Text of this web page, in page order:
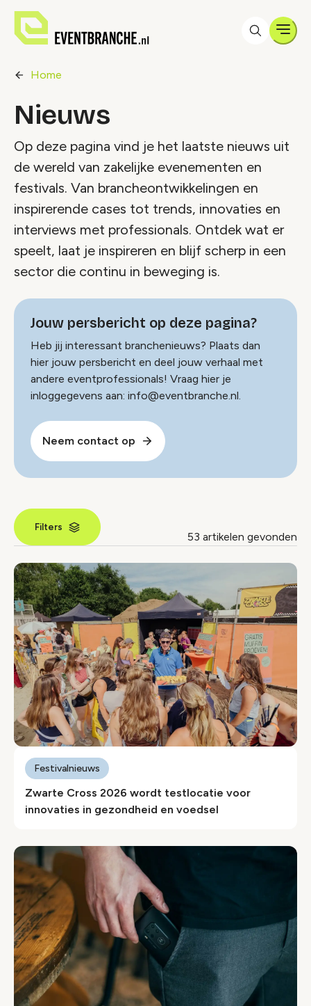
Home
Nieuws
Op deze pagina vind je het laatste nieuws uit
de wereld van zakelijke evenementen en
festivals. Van brancheontwikkelingen en
inspirerende cases tot trends, innovaties en
interviews met professionals. Ontdek wat er
speelt, laat je inspireren en blijf scherp in een
sector die continu in beweging is.
Jouw persbericht op deze pagina?
Heb jij interessant branchenieuws? Plaats dan
hier jouw persbericht en deel jouw verhaal met
andere eventprofessionals! Vraag hier je
inloggegevens aan: info@eventbranche.nl.
Neem contact op
Filters
53 artikelen gevonden
Nieuws index
Zwarte Cross 2026 wordt testlocatie voor
innovaties in gezondheid en voedsel
Festivalnieuws